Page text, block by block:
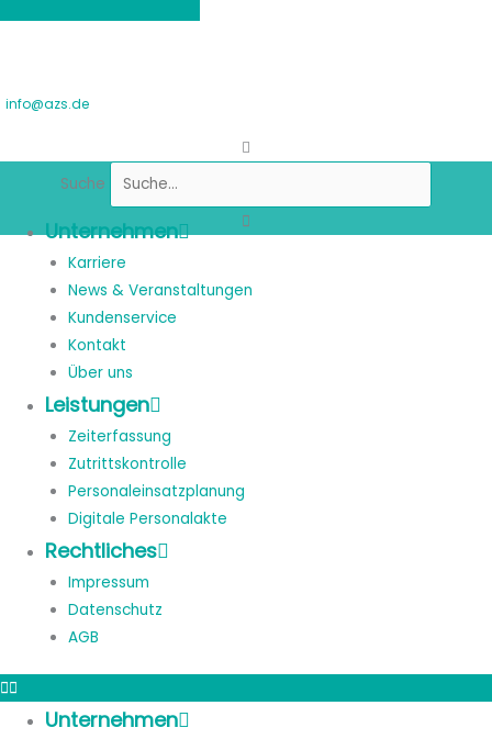
info@azs.de
Suche
Unternehmen
Karriere
News & Veranstaltungen
Kundenservice
Kontakt
Über uns
Leistungen
Zeiterfassung
Zutrittskontrolle
Personaleinsatzplanung
Digitale Personalakte
Rechtliches
Impressum
Datenschutz
AGB
Unternehmen